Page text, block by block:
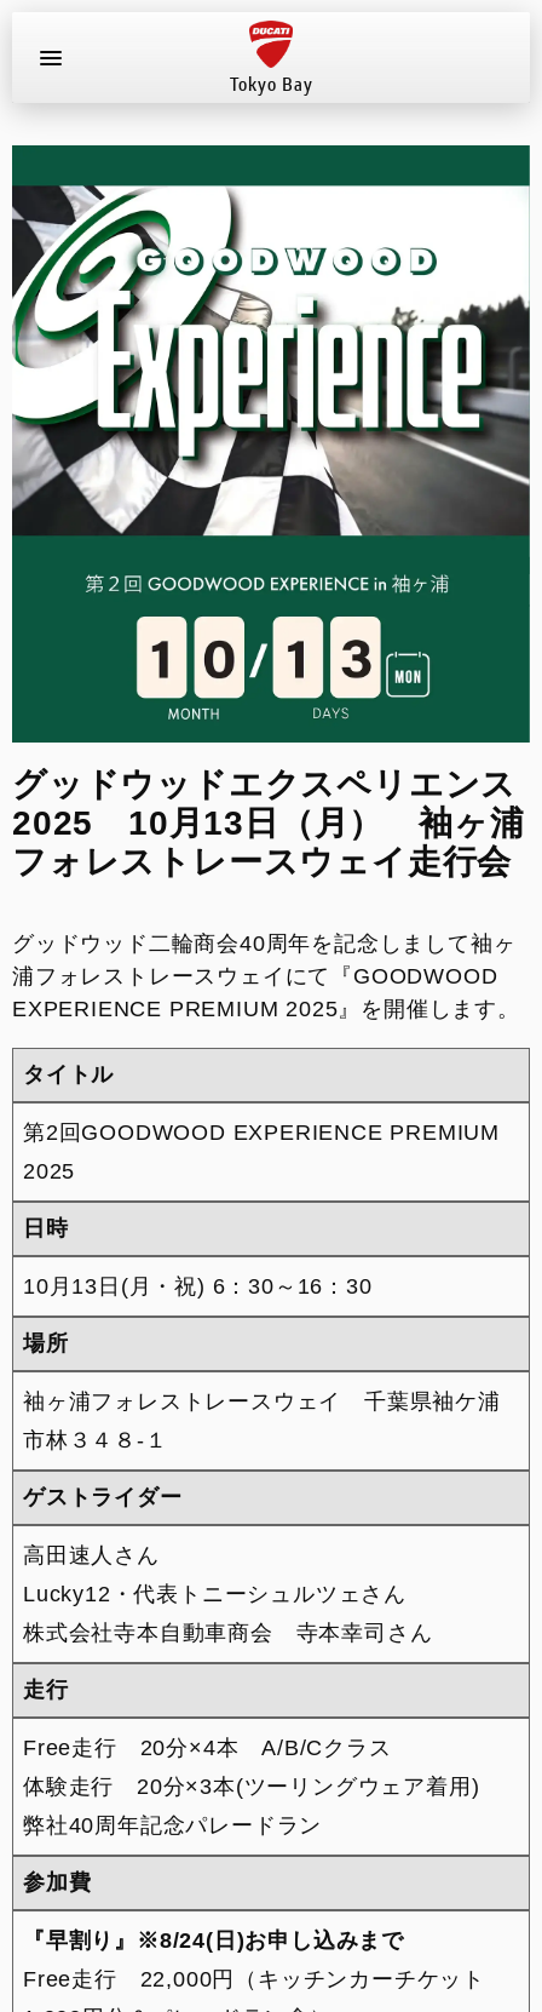
Tokyo Bay
店舗へ電話する
047-307-1098
新車
中古車
試乗車
イベント
店舗案内
INSTAGRAM
グッドウッドエクスペリエンス
2025 10月13日（月） 袖ヶ浦
フォレストレースウェイ走行会
グッドウッド二輪商会40周年を記念しまして袖ヶ
浦フォレストレースウェイにて『GOODWOOD
EXPERIENCE PREMIUM 2025』を開催します。
タイトル
第2回GOODWOOD EXPERIENCE PREMIUM
2025
日時
10月13日(月・祝) 6：30～16：30
場所
袖ヶ浦フォレストレースウェイ 千葉県袖ケ浦
市林３４８-１
ゲストライダー
高田速人さん
Lucky12・代表トニーシュルツェさん
株式会社寺本自動車商会 寺本幸司さん
走行
Free走行 20分×4本 A/B/Cクラス
体験走行 20分×3本(ツーリングウェア着用)
弊社40周年記念パレードラン
参加費
『早割り』※8/24(日)お申し込みまで
Free走行 22,000円（キッチンカーチケット